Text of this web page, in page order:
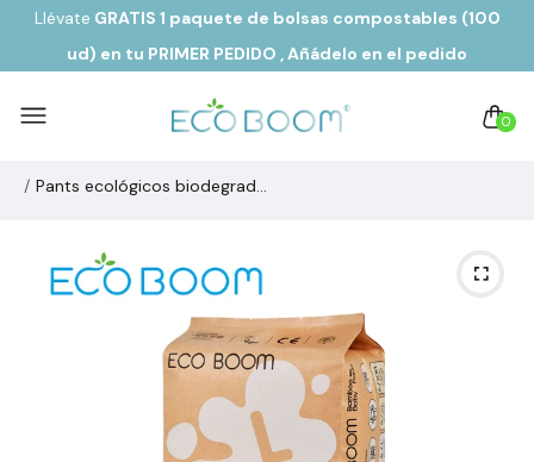
Llévate GRATIS 1 paquete de bolsas compostables (100
ud) en tu PRIMER PEDIDO , Añádelo en el pedido
0
Pants ecológicos biodegradables de fibra de bambú PURE Talla 4/L de 9 a 14 kg (24u)